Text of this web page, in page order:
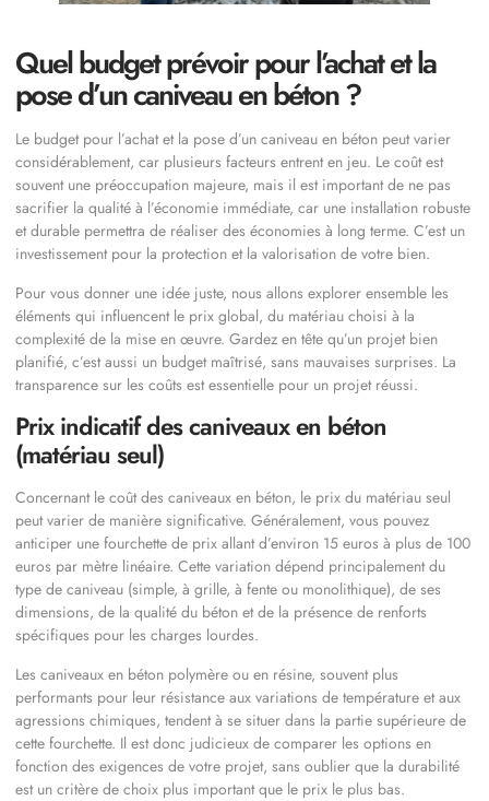
Quel budget prévoir pour l’achat et la
pose d’un caniveau en béton ?
Le budget pour l’achat et la pose d’un caniveau en béton peut varier
considérablement, car plusieurs facteurs entrent en jeu. Le coût est
souvent une préoccupation majeure, mais il est important de ne pas
sacrifier la qualité à l’économie immédiate, car une installation robuste
et durable permettra de réaliser des économies à long terme. C’est un
investissement pour la protection et la valorisation de votre bien.
Pour vous donner une idée juste, nous allons explorer ensemble les
éléments qui influencent le prix global, du matériau choisi à la
complexité de la mise en œuvre. Gardez en tête qu’un projet bien
planifié, c’est aussi un budget maîtrisé, sans mauvaises surprises. La
transparence sur les coûts est essentielle pour un projet réussi.
Prix indicatif des caniveaux en béton
(matériau seul)
Concernant le coût des caniveaux en béton, le prix du matériau seul
peut varier de manière significative. Généralement, vous pouvez
anticiper une fourchette de prix allant d’environ 15 euros à plus de 100
euros par mètre linéaire. Cette variation dépend principalement du
type de caniveau (simple, à grille, à fente ou monolithique), de ses
dimensions, de la qualité du béton et de la présence de renforts
spécifiques pour les charges lourdes.
Les caniveaux en béton polymère ou en résine, souvent plus
performants pour leur résistance aux variations de température et aux
agressions chimiques, tendent à se situer dans la partie supérieure de
cette fourchette. Il est donc judicieux de comparer les options en
fonction des exigences de votre projet, sans oublier que la durabilité
est un critère de choix plus important que le prix le plus bas.